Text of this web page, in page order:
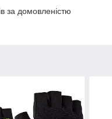
за домовленістю